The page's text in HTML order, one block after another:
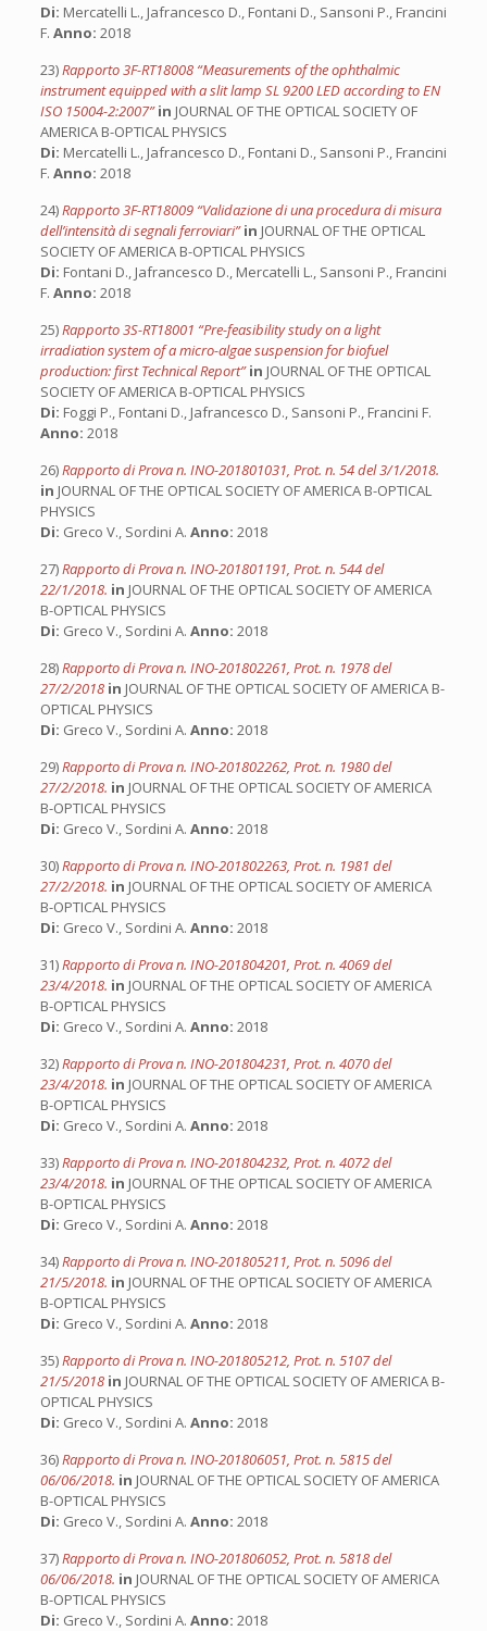
Di: Mercatelli L., Jafrancesco D., Fontani D., Sansoni P., Francini
F. Anno: 2018
23)Rapporto 3F-RT18008 “Measurements of the ophthalmic
instrument equipped with a slit lamp SL 9200 LED according to EN
ISO 15004-2:2007”in JOURNAL OF THE OPTICAL SOCIETY OF
AMERICA B-OPTICAL PHYSICS
Di: Mercatelli L., Jafrancesco D., Fontani D., Sansoni P., Francini
F. Anno: 2018
24)Rapporto 3F-RT18009 “Validazione di una procedura di misura
dell’intensità di segnali ferroviari”in JOURNAL OF THE OPTICAL
SOCIETY OF AMERICA B-OPTICAL PHYSICS
Di: Fontani D., Jafrancesco D., Mercatelli L., Sansoni P., Francini
F. Anno: 2018
25)Rapporto 3S-RT18001 “Pre-feasibility study on a light
irradiation system of a micro-algae suspension for biofuel
production: first Technical Report”in JOURNAL OF THE OPTICAL
SOCIETY OF AMERICA B-OPTICAL PHYSICS
Di: Foggi P., Fontani D., Jafrancesco D., Sansoni P., Francini F.
Anno: 2018
26)Rapporto di Prova n. INO-201801031, Prot. n. 54 del 3/1/2018.
in JOURNAL OF THE OPTICAL SOCIETY OF AMERICA B-OPTICAL
PHYSICS
Di: Greco V., Sordini A. Anno: 2018
27)Rapporto di Prova n. INO-201801191, Prot. n. 544 del
22/1/2018. in JOURNAL OF THE OPTICAL SOCIETY OF AMERICA
B-OPTICAL PHYSICS
Di: Greco V., Sordini A. Anno: 2018
28)Rapporto di Prova n. INO-201802261, Prot. n. 1978 del
27/2/2018 in JOURNAL OF THE OPTICAL SOCIETY OF AMERICA B-
OPTICAL PHYSICS
Di: Greco V., Sordini A. Anno: 2018
29)Rapporto di Prova n. INO-201802262, Prot. n. 1980 del
27/2/2018. in JOURNAL OF THE OPTICAL SOCIETY OF AMERICA
B-OPTICAL PHYSICS
Di: Greco V., Sordini A. Anno: 2018
30)Rapporto di Prova n. INO-201802263, Prot. n. 1981 del
27/2/2018. in JOURNAL OF THE OPTICAL SOCIETY OF AMERICA
B-OPTICAL PHYSICS
Di: Greco V., Sordini A. Anno: 2018
31)Rapporto di Prova n. INO-201804201, Prot. n. 4069 del
23/4/2018. in JOURNAL OF THE OPTICAL SOCIETY OF AMERICA
B-OPTICAL PHYSICS
Di: Greco V., Sordini A. Anno: 2018
32)Rapporto di Prova n. INO-201804231, Prot. n. 4070 del
23/4/2018. in JOURNAL OF THE OPTICAL SOCIETY OF AMERICA
B-OPTICAL PHYSICS
Di: Greco V., Sordini A. Anno: 2018
33)Rapporto di Prova n. INO-201804232, Prot. n. 4072 del
23/4/2018. in JOURNAL OF THE OPTICAL SOCIETY OF AMERICA
B-OPTICAL PHYSICS
Di: Greco V., Sordini A. Anno: 2018
34)Rapporto di Prova n. INO-201805211, Prot. n. 5096 del
21/5/2018. in JOURNAL OF THE OPTICAL SOCIETY OF AMERICA
B-OPTICAL PHYSICS
Di: Greco V., Sordini A. Anno: 2018
35)Rapporto di Prova n. INO-201805212, Prot. n. 5107 del
21/5/2018 in JOURNAL OF THE OPTICAL SOCIETY OF AMERICA B-
OPTICAL PHYSICS
Di: Greco V., Sordini A. Anno: 2018
36)Rapporto di Prova n. INO-201806051, Prot. n. 5815 del
06/06/2018. in JOURNAL OF THE OPTICAL SOCIETY OF AMERICA
B-OPTICAL PHYSICS
Di: Greco V., Sordini A. Anno: 2018
37)Rapporto di Prova n. INO-201806052, Prot. n. 5818 del
06/06/2018. in JOURNAL OF THE OPTICAL SOCIETY OF AMERICA
B-OPTICAL PHYSICS
Di: Greco V., Sordini A. Anno: 2018